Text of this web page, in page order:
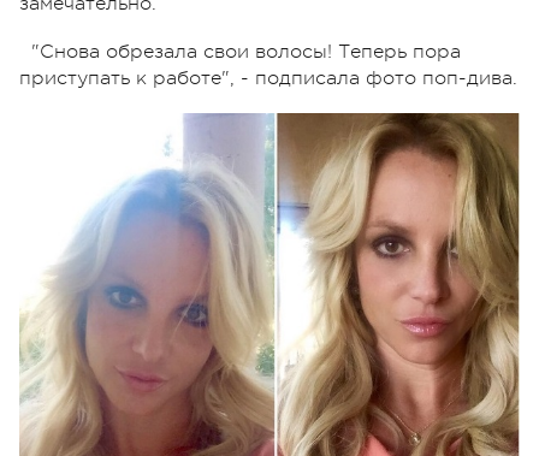
"Снова обрезала свои волосы! Теперь пора
приступать к работе", - подписала фото поп-дива.